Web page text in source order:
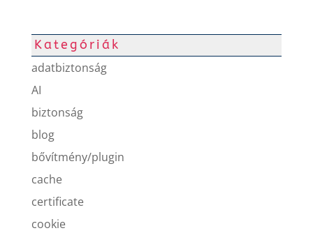
Kategóriák
adatbiztonság
AI
biztonság
blog
bővítmény/plugin
cache
certificate
cookie